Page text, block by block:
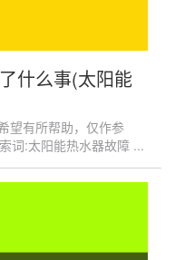
什么事(太阳能
望有所帮助，仅作参
词:太阳能热水器故障 ...